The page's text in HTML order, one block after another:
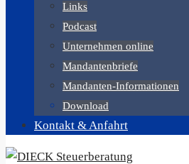
Links
Podcast
Unternehmen online
Mandantenbriefe
Mandanten-Informationen
Download
Kontakt & Anfahrt